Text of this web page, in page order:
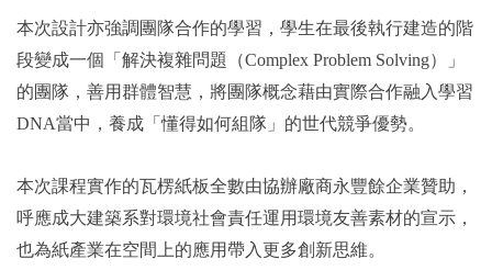
本次設計亦強調團隊合作的學習，學生在最後執行建造的階
段變成一個「解決複雜問題（Complex Problem Solving）」
的團隊，善用群體智慧，將團隊概念藉由實際合作融入學習
DNA當中，養成「懂得如何組隊」的世代競爭優勢。
本次課程實作的瓦楞紙板全數由協辦廠商永豐餘企業贊助，
呼應成大建築系對環境社會責任運用環境友善素材的宣示，
也為紙產業在空間上的應用帶入更多創新思維。